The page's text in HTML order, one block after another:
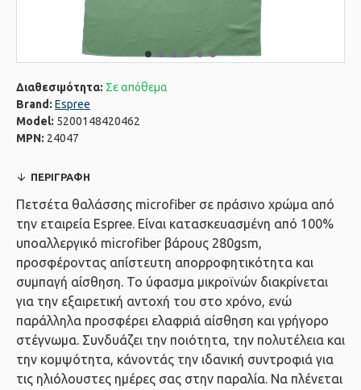
Διαθεσιμότητα: Σε απόθεμα
Brand: Espree
Model: 5200148420462
MPN: 24047
ΠΕΡΙΓΡΑΦΉ
Πετσέτα θαλάσσης microfiber σε πράσινο χρώμα από
την εταιρεία Espree. Eίναι κατασκευασμένη από 100%
υποαλλεργικό microfiber βάρους 280gsm,
προσφέροντας απίστευτη απορροφητικότητα και
συμπαγή αίσθηση. Το ύφασμα μικροϊνών διακρίνεται
για την εξαιρετική αντοχή του στο χρόνο, ενώ
παράλληλα προσφέρει ελαφριά αίσθηση και γρήγορο
στέγνωμα. Συνδυάζει την ποιότητα, την πολυτέλεια και
την κομψότητα, κάνοντάς την ιδανική συντροφιά για
τις ηλιόλουστες ημέρες σας στην παραλία. Να πλένεται